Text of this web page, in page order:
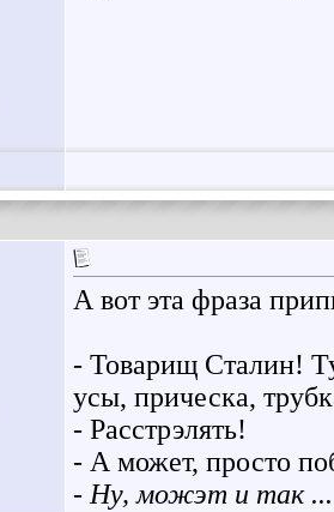
А вот эта фраза
- Товарищ Сталин!
усы, прическа,
- Расстрэлять!
- А может, просто
-Ну, можэт и так ...